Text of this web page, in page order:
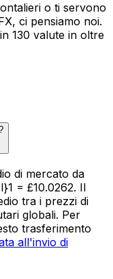
o ti servono
ci pensiamo noi.
130 valute in oltre
di mercato da
= £10.0262. Il
tra i prezzi di
globali. Per
trasferimento
all'invio di